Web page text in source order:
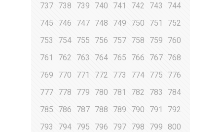
737 738 739 740 741 742 743
744
745
746 747 748 749 750 751
752
753
754 755 756 757 758 759
760
761
762 763 764 765 766 767 768
769
770 771 772 773 774 775
776
777 778 779 780 781 782 783
784
785
786 787 788 789 790 791
792
793
794 795 796 797 798 799
800